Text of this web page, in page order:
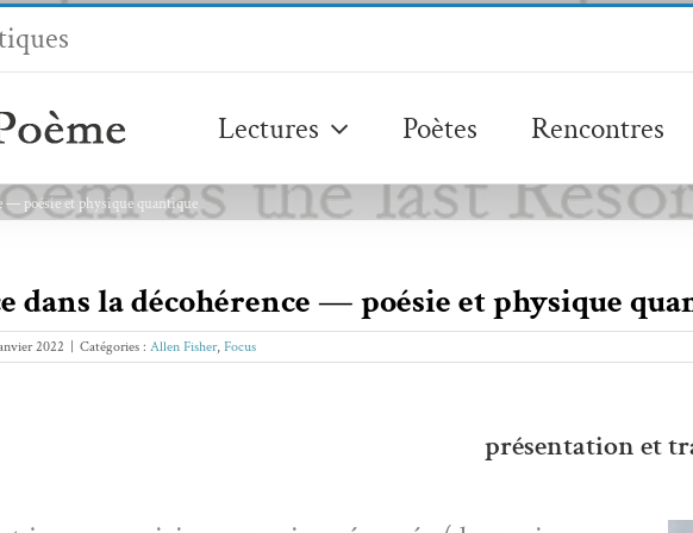
Lectures Poètes Rencontres
— poésie et physique quantique
dans la décohérence — poésie et physique
2022 Catégories : Allen Fisher, Focus
présentation et